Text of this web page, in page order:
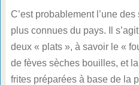
C’est probablement l’une
plus connues du pays. Il
deux « plats », à savoir le «
de fèves sèches bouilles, et
frites préparées à base de la